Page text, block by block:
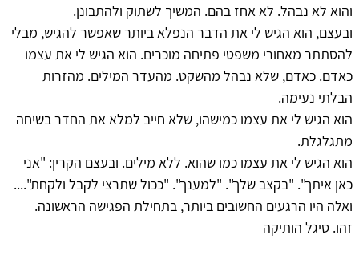
והוא לא נבהל. לא אחז בהם. המשיך לשתוק ולהתבונן.
ובעצם, הוא הגיש לי את הדבר הנפלא ביותר שאפשר להגיש, מבלי
להסתתר מאחורי משפטי פתיחה מוכרים. הוא הגיש לי את עצמו
כאדם. כאדם, שלא נבהל מהשקט. מהעדר המילים. מהזרות
הבלתי נעימה.
הוא הגיש לי את עצמו כמישהו, שלא חייב למלא את החדר בשיחה
מתגלגלת.
הוא הגיש לי את עצמו כמו שהוא. ללא מילים. ובעצם הקרין: "אני
כאן איתך". "בקצב שלך". "למענך". "ככול שתרצי לקבל ולקחת"....
ואלה היו הרגעים החשובים ביותר, בתחילת הפגישה הראשונה.
זהו. סיגל הותיקה